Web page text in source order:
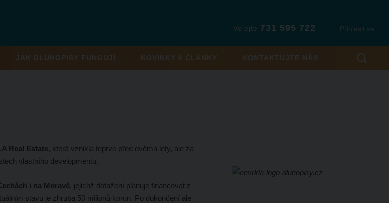
Přihlásit se
Volejte 731 595 722
JAK DLUHOPISY FUNGUJÍ NOVINKY A ČLÁNKY KONTAKTUJTE NÁS
Real Estate, která vznikla teprve před dvěma lety, ale za
vlastního developmentu.
i na Moravě, jejichž dotažení plánuje financovat z
stavu je zhruba 50 milionů korun. Po dokončení ale